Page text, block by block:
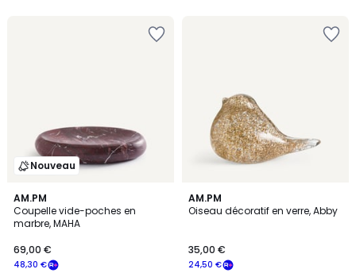
Nouveau
AM.PM
Coupelle vide-poches en
marbre, MAHA
48,30 €
69,00 €
AM.PM
Oiseau décoratif en verre, Abby
24,50 €
35,00 €
4,7
/ 5